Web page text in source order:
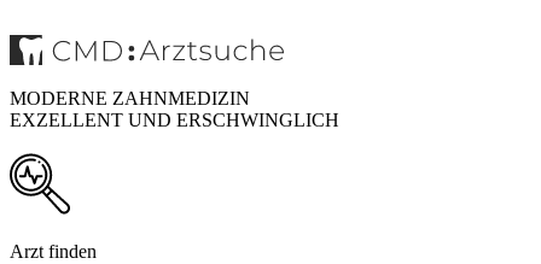
MODERNE ZAHNMEDIZIN
EXZELLENT UND ERSCHWINGLICH
Arzt finden